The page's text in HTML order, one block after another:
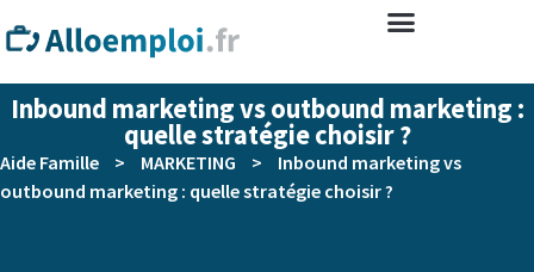
Inbound marketing vs outbound marketing :
quelle stratégie choisir ?
Aide Famille > MARKETING >
Inbound marketing vs
outbound marketing : quelle stratégie choisir ?